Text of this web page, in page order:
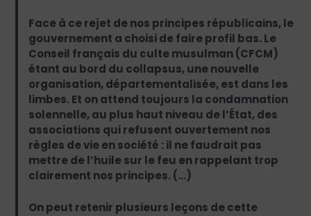
Face à ce rejet de nos principes républicains, le
gouvernement a choisi de faire profil bas. Le
Conseil français du culte ­musulman (CFCM)
étant au bord du collapsus, une nouvelle
organisation, départementalisée, est dans les
limbes. Et on attend toujours la condamnation
solennelle, au plus haut niveau de l’État, des
associations qui refusent ouvertement nos
règles de vie en société : il ne faudrait pas
mettre de l’huile sur le feu en rappelant trop
clairement nos principes. (…)
On peut retenir plusieurs leçons de cette